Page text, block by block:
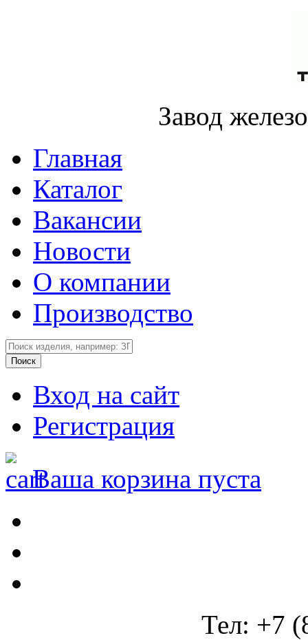
Завод
Главная
Каталог
Вакансии
Новости
О компании
Производство
Вход на сайт
Регистрация
Ваша корзина пуста
Тел: +7